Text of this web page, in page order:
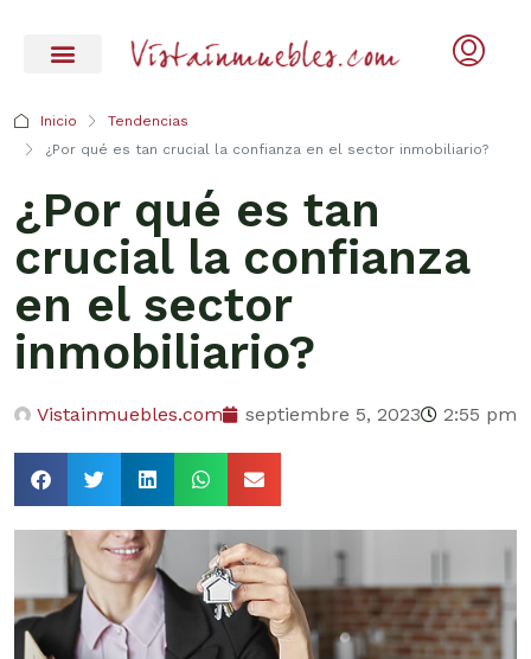
Inicio
Tendencias
¿Por qué es tan crucial la confianza en el sector inmobiliario?
¿Por qué es tan
crucial la confianza
en el sector
inmobiliario?
Vistainmuebles.com septiembre 5, 2023 2:55 pm